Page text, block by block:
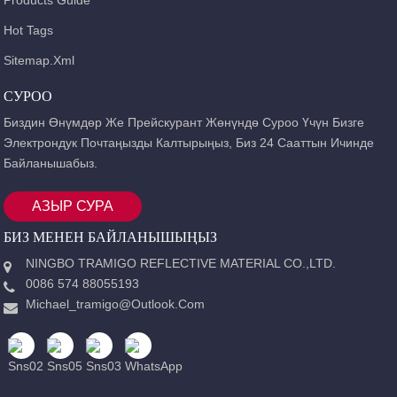
Hot Tags
Sitemap.xml
СУРОО
Биздин Өнүмдөр Же Прейскурант Жөнүндө Суроо Үчүн Бизге
Электрондук Почтаңызды Калтырыңыз, Биз 24 Сааттын Ичинде
Байланышабыз.
АЗЫР СУРА
БИЗ МЕНЕН БАЙЛАНЫШЫҢЫЗ
NINGBO TRAMIGO REFLECTIVE MATERIAL CO.,LTD.
0086 574 88055193
Michael_tramigo@outlook.com